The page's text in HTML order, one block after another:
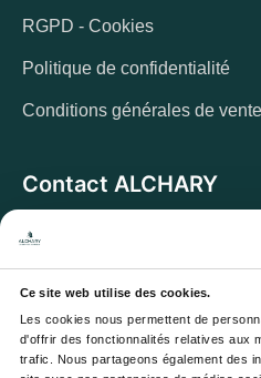
Ce site web utilise des cookies.
Les cookies nous permettent de
d'offrir des fonctionnalités relatives aux
trafic. Nous partageons également des
RGPD - Cookies
Politique de confidentialité
Conditions générales de vente
Contact ALCHARY
Adresse :
Horaires :Du lundi au
8h à 13h
Email :contact@alchary.fr
Téléphone :+33 1 30 29 12 19